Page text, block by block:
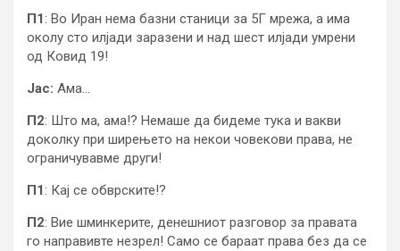
П1: Во Иран нема базни станици за 5Г мрежа, а има
околу сто илјади заразени и над шест илјади умрени
од Ковид 19!
Јас: Ама…
П2: Што ма, ама!? Немаше да бидеме тука и вакви
доколку при ширењето на некои човекови права, не
ограничувавме други!
П1: Кај се обврските!?
П2: Вие шминкерите, денешниот разговор за правата
го направивте незрел! Само се бараат права без да се